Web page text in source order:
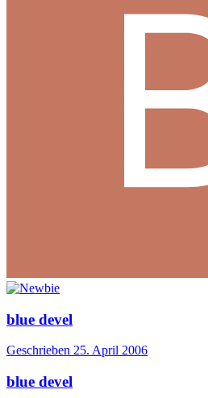
blue devel
Geschrieben 25. April 2006
blue devel